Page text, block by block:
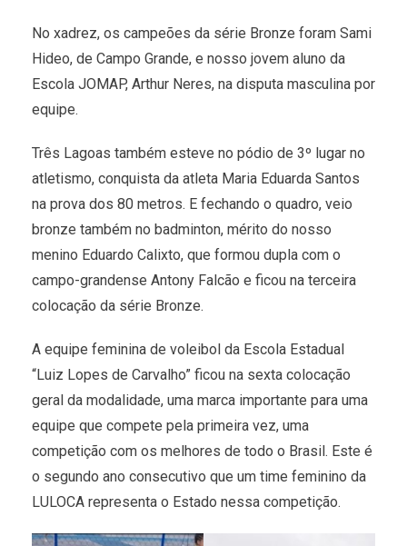
No xadrez, os campeões da série Bronze foram Sami
Hideo, de Campo Grande, e nosso jovem aluno da
Escola JOMAP, Arthur Neres, na disputa masculina por
equipe.
Três Lagoas também esteve no pódio de 3º lugar no
atletismo, conquista da atleta Maria Eduarda Santos
na prova dos 80 metros. E fechando o quadro, veio
bronze também no badminton, mérito do nosso
menino Eduardo Calixto, que formou dupla com o
campo-grandense Antony Falcão e ficou na terceira
colocação da série Bronze.
A equipe feminina de voleibol da Escola Estadual
“Luiz Lopes de Carvalho” ficou na sexta colocação
geral da modalidade, uma marca importante para uma
equipe que compete pela primeira vez, uma
competição com os melhores de todo o Brasil. Este é
o segundo ano consecutivo que um time feminino da
LULOCA representa o Estado nessa competição.